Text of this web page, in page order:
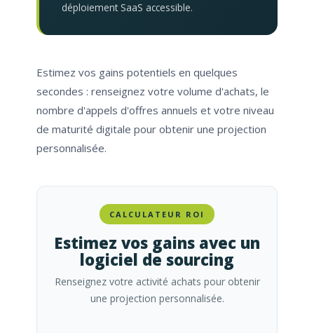
déploiement SaaS accessible.
Estimez vos gains potentiels en quelques
secondes : renseignez votre volume d'achats, le
nombre d'appels d'offres annuels et votre niveau
de maturité digitale pour obtenir une projection
personnalisée.
CALCULATEUR ROI
Estimez vos gains avec un
logiciel de sourcing
Renseignez votre activité achats pour obtenir
une projection personnalisée.